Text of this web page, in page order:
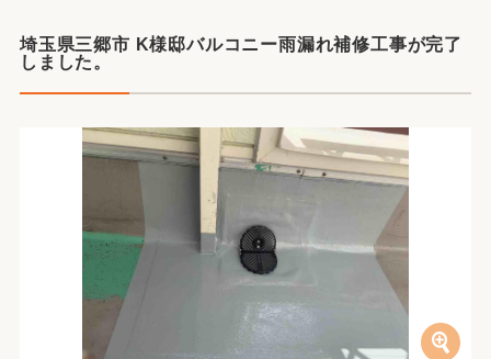
埼玉県三郷市 K様邸バルコニー雨漏れ補修工事が完了
しました。